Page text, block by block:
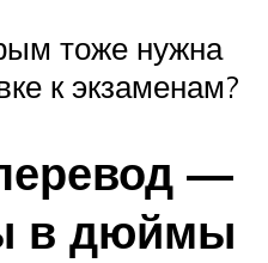
тоже нужна
к экзаменам?
—
в дюймы